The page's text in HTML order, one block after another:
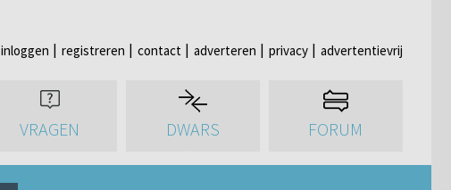
inloggen registreren contact adverteren privacy advertentievrij
VRAGEN DWARS FORUM